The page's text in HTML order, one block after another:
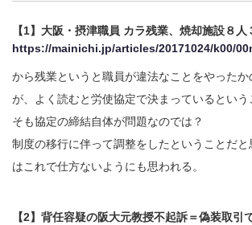
【1】大阪・摂津職員 カラ残業、焼却施設８
https://mainichi.jp/articles/20171024/k00/
から残業というと職員が違法なことをやったか
が、よく読むと労使協定で決まっているという
そも協定の締結自体が問題なのでは？
制度の移行に伴って調整をしたということだ
はこれで仕方ないようにも思われる。
【2】背任容疑の阪大元教授不起訴＝偽装取引